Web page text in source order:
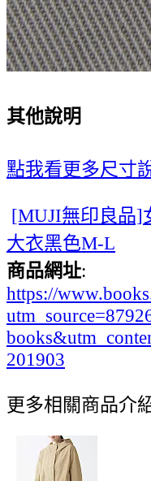
其他說明
點我看更多尺寸
[MUJI無印良品]
大衣黑色M-L
商品網址:
https://
201903
更多相關商品介